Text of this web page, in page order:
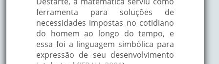
ferramenta para soluções de
necessidades impostas no cotidiano
do homem ao longo do tempo, e
essa foi a linguagem simbólica para
expressão de seu desenvolvimento